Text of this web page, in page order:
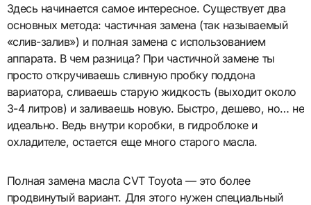
Здесь начинается самое интересное. Существует два
основных метода: частичная замена (так называемый
«слив-залив») и полная замена с использованием
аппарата. В чем разница? При частичной замене ты
просто откручиваешь сливную пробку поддона
вариатора, сливаешь старую жидкость (выходит около
3-4 литров) и заливаешь новую. Быстро, дешево, но… не
идеально. Ведь внутри коробки, в гидроблоке и
охладителе, остается еще много старого масла.
Полная замена масла CVT Toyota — это более
продвинутый вариант. Для этого нужен специальный